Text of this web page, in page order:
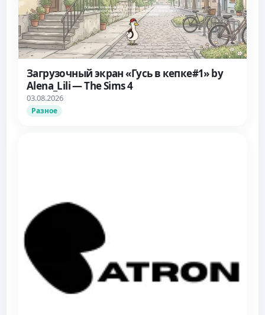
Загрузочный экран «Гусь в кепке#1» by
Alena_Lili — The Sims 4
03.08.2026
Разное